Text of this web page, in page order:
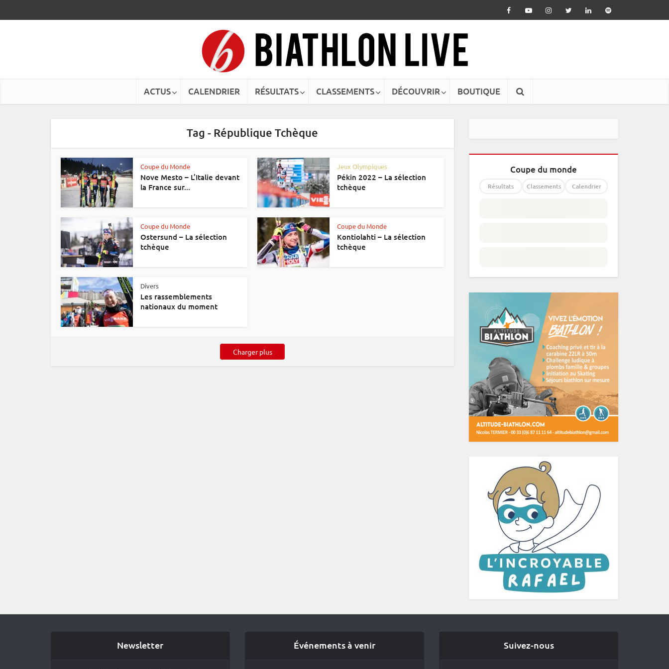
ACTUS CALENDRIER RÉSULTATS CLASSEMENTS DÉCOUVRIR BOUTIQUE
Tag - République Tchèque
Coupe du Monde
Nove Mesto – L’Italie devant
la France sur...
Jeux Olympiques
Pékin 2022 – La sélection
tchèque
Coupe du Monde
Ostersund – La sélection
tchèque
Coupe du Monde
Kontiolahti – La sélection
tchèque
Divers
Les rassemblements
nationaux du moment
Charger plus
Coupe du monde
Résultats Classements Calendrier
Newsletter Événements à venir Suivez-nous